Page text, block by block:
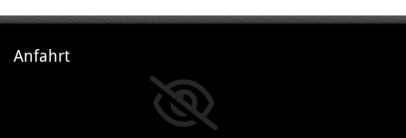
Anfahrt